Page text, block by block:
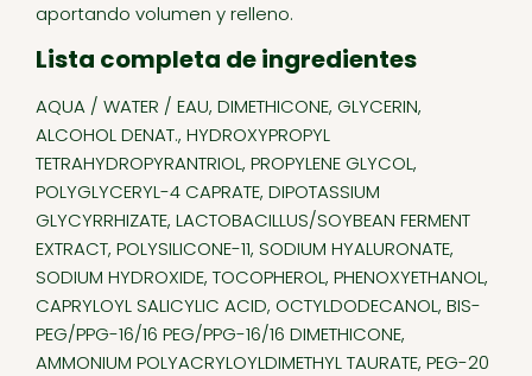
aportando volumen y relleno.
Lista completa de ingredientes
AQUA / WATER / EAU, DIMETHICONE, GLYCERIN,
ALCOHOL DENAT., HYDROXYPROPYL
TETRAHYDROPYRANTRIOL, PROPYLENE GLYCOL,
POLYGLYCERYL-4 CAPRATE, DIPOTASSIUM
GLYCYRRHIZATE, LACTOBACILLUS/SOYBEAN FERMENT
EXTRACT, POLYSILICONE-11, SODIUM HYALURONATE,
SODIUM HYDROXIDE, TOCOPHEROL, PHENOXYETHANOL,
CAPRYLOYL SALICYLIC ACID, OCTYLDODECANOL, BIS-
PEG/PPG-16/16 PEG/PPG-16/16 DIMETHICONE,
AMMONIUM POLYACRYLOYLDIMETHYL TAURATE, PEG-20